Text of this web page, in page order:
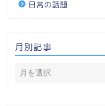
日常の話題
月別記事